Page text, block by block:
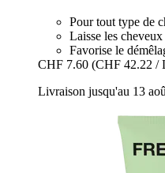
Pour tout type de
Laisse les
Favorise le
CHF 7.60 (CHF 42.22 /
Livraison jusqu'au 13